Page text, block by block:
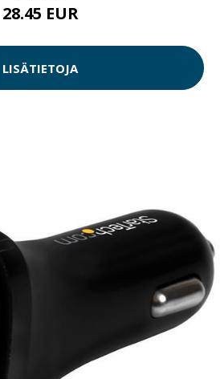
28.45 EUR
LISÄTIETOJA